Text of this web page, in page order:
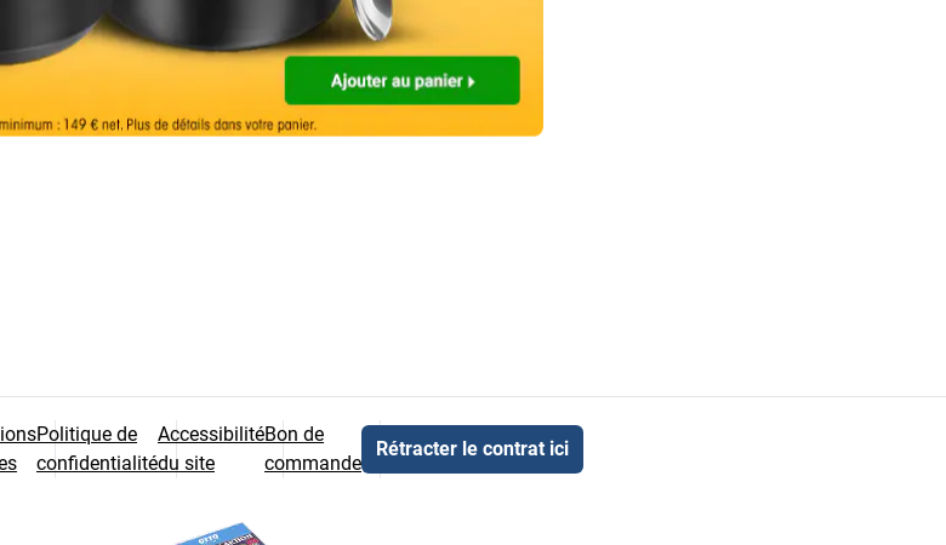
Politique de
confidentialité
Accessibilité
du site
Bon de
commande
Rétracter le contrat ici